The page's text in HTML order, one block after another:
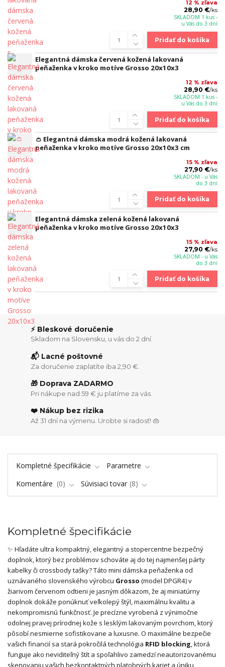
12 % zľava
28,90 €/ks
SKLADOM 1 kus -
u Vás do 3 dní
Pridať do košíka
Elegantná dámska červená kožená lakovaná
peňaženka v kroko motíve Grosso 20x10x3
12 % zľava
28,90 €/ks
SKLADOM 1 kus -
u Vás do 3 dní
Pridať do košíka
👛 Elegantná dámska modrá kožená lakovaná
peňaženka v kroko motíve Grosso 20x10x3 cm
15 % zľava
27,90 €/ks
SKLADOM - u Vás
do 3 dní
Pridať do košíka
Elegantná dámska zelená kožená lakovaná
peňaženka v kroko motíve Grosso 20x10x3
15 % zľava
27,90 €/ks
SKLADOM - u Vás
do 3 dní
Pridať do košíka
⚡ Bleskové doručenie
Skladom na Slovensku, u vás do 2 dní.
📬 Lacné poštovné
Za doručenie zaplatíte iba 2,90 €.
🎁 Doprava ZADARMO
Pri nákupe nad 59 € ju platíme za vás.
❤️ Nákup bez rizika
Až 31 dní na výmenu. Urobte si radosť! 👜
Kompletné špecifikácie
Parametre
Komentáre
0 Súvisiaci tovar 8
Kompletné špecifikácie
✨ Hľadáte ultra kompaktný, elegantný a stopercentne bezpečný
doplnok, ktorý bez problémov schováte aj do tej najmenšej párty
kabelky či crossbody tašky? Táto mini dámska peňaženka od
uznávaného slovenského výrobcu Grosso (model DPGR4) v
žiarivom červenom odtieni je jasným dôkazom, že aj miniatúrny
doplnok dokáže ponúknuť veľkolepý štýl, maximálnu kvalitu a
nekompromisnú funkčnosť. Je precízne vyrobená z výnimočne
odolnej pravej prírodnej kože s lesklým lakovaným povrchom, ktorý
pôsobí nesmierne sofistikovane a luxusne. O maximálne bezpečie
vašich financií sa stará pokročilá technológia RFID blocking, ktorá
funguje ako neviditeľný štít a spoľahlivo zamedzí neautorizovanému
skenovaniu vašich bezkontaktných platobných kariet a úniku